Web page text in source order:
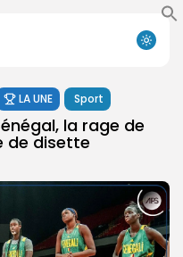
LA UNE Sport
la rage de
de disette